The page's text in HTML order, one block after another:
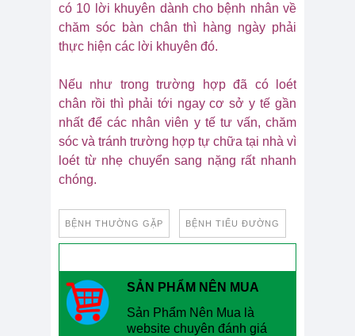
có 10 lời khuyên dành cho bệnh nhân về
chăm sóc bàn chân thì hàng ngày phải
thực hiện các lời khuyên đó.
Nếu như trong trường hợp đã có loét
chân rồi thì phải tới ngay cơ sở y tế gần
nhất để các nhân viên y tế tư vấn, chăm
sóc và tránh trường hợp tự chữa tại nhà vì
loét từ nhẹ chuyển sang nặng rất nhanh
chóng.
BỆNH THƯỜNG GẶP BỆNH TIỂU ĐƯỜNG
SẢN PHẨM NÊN MUA
Sản Phẩm Nên Mua là
website chuyên đánh giá